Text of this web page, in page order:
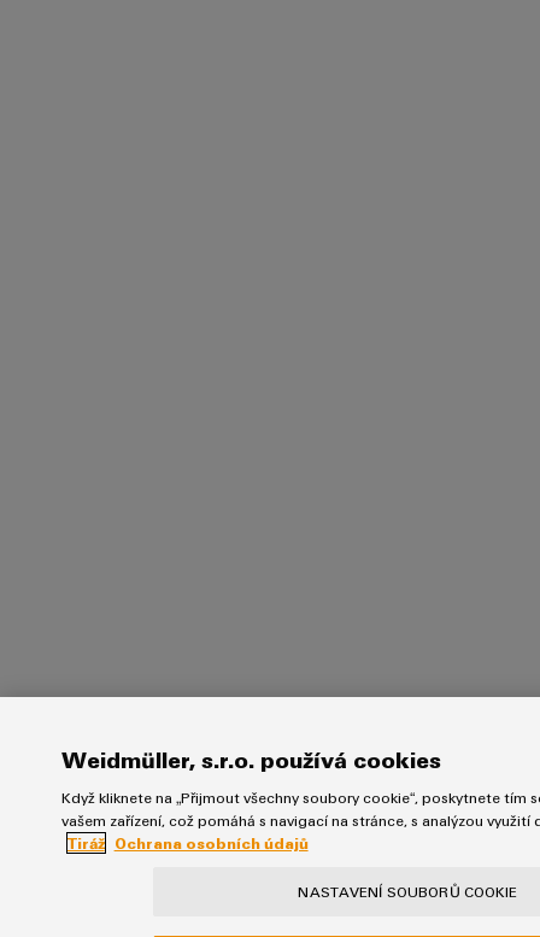
Weidmüller, s.r.o. používá cookies
Když kliknete na „Přijmout všechny soubory cookie“, poskytnete tím
vašem zařízení, což pomáhá s navigací na stránce, s analýzou využití
Tiráž Ochrana osobních údajů
NASTAVENÍ SOUBORŮ COOKIE